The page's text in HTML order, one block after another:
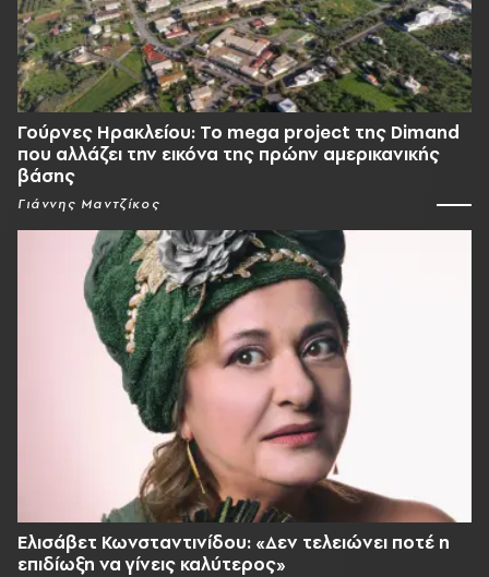
Γούρνες Ηρακλείου: To mega project της Dimand
που αλλάζει την εικόνα της πρώην αμερικανικής
βάσης
Γιάννης Μαντζίκος
Ελισάβετ Κωνσταντινίδου: «Δεν τελειώνει ποτέ η
επιδίωξη να γίνεις καλύτερος»